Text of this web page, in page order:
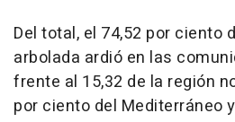
Del total, el 74,52 por ciento
arbolada ardió en las
frente al 15,32 de la región
por ciento del Mediterráneo